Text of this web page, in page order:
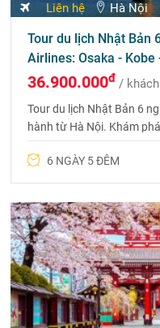
Liên hệ Hà
Tour du lịch Nhật Bản
Airlines: Osaka - Kobe
Phú Sỹ - Tokyo
36.900.000đ / khách
Tour du lịch Nhật Bản 6
hành từ Hà Nội. Khám
6 NGÀY 5 ĐÊM